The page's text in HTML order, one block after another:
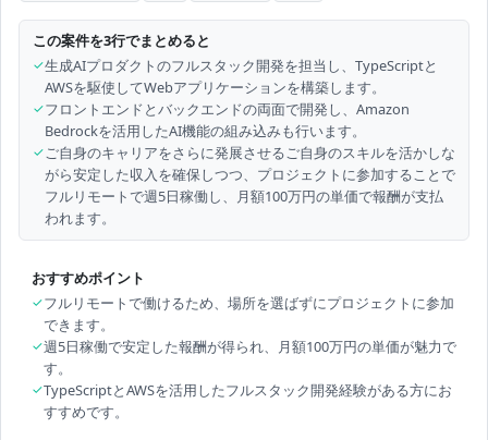
この案件を3行でまとめると
✓生成AIプロダクトのフルスタック開発を担当し、TypeScriptと
AWSを駆使してWebアプリケーションを構築します。
✓フロントエンドとバックエンドの両面で開発し、Amazon
Bedrockを活用したAI機能の組み込みも行います。
✓ご自身のキャリアをさらに発展させるご自身のスキルを活かしな
がら安定した収入を確保しつつ、プロジェクトに参加することで
フルリモートで週5日稼働し、月額100万円の単価で報酬が支払
われます。
おすすめポイント
✓フルリモートで働けるため、場所を選ばずにプロジェクトに参加
できます。
✓週5日稼働で安定した報酬が得られ、月額100万円の単価が魅力で
す。
✓TypeScriptとAWSを活用したフルスタック開発経験がある方にお
すすめです。